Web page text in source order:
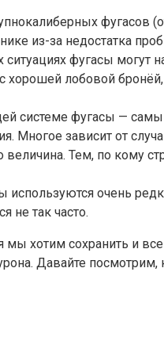
из-за недостатка
фугасы могут
хорошей лобовой
системе фугасы —
Многое зависит от
Тем, по кому
очень
не так часто.
хотим сохранить и
Давайте